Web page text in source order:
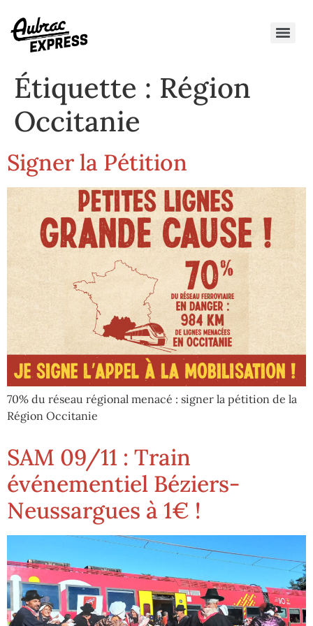
Étiquette : Région
Occitanie
Signer la Pétition
70% du réseau régional menacé : signer la pétition de la
Région Occitanie
SAM 09/11 : Train
événementiel Béziers-
Neussargues à 1€ !